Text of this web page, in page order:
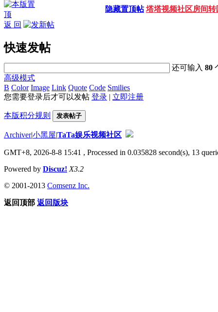
隐藏置顶帖 塔塔视频社区房间
返 回
快速发帖
还可输入80
高级模式
B Color Image Link Quote Code Smilies
您需要登录后才可以发帖 登录 | 立即注册
本版积分规则 发表帖子
Archiver|小黑屋|TaTa娱乐视频社区
GMT+8, 2026-8-8 15:41 , Processed in 0.035828 second(s), 13
Powered by Discuz! X3.2
© 2001-2013 Comsenz Inc.
返回顶部 返回版块